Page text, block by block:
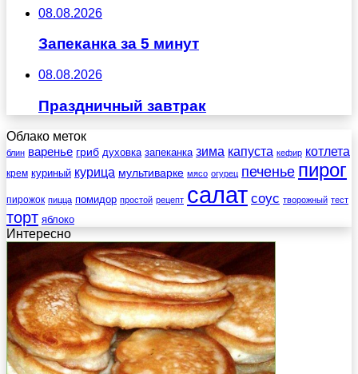
08.08.2026
Запеканка за 5 минут
08.08.2026
Праздничный завтрак
Облако меток
блин варенье гриб духовка запеканка зима капуста кефир котлета
крем куриный курица мультиварке мясо огурец печенье пирог
пирожок пицца помидор простой рецепт салат соус творожный тест
торт яблоко
Интересно